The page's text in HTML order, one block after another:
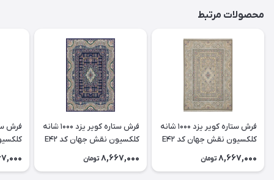
محصولات مرتبط
فرش ستاره کویر یزد 1000 شانه
کلکسیون نقش جهان کد E42
8,667,000 تومان
فرش ستاره کویر یزد 1000 شانه
کلکسیون نقش جهان کد E42
8,667,000 تومان